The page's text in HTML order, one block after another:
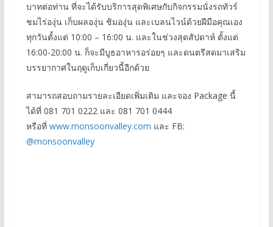
บาทต่อท่าน ที่จะได้รับบริการสุดพิเศษกับกิจกรรมนั่งรถทัวร์
ชมไร่องุ่น เก็บผลองุ่น ชิมองุ่น และเบลนไวน์ด้วยฝีมือคุณเอง
ทุกวันตั้งแต่ 10:00 – 16:00 น. และในช่วงสุดสัปดาห์ ตั้งแต่
16:00-20:00 น. ก็จะมีบูธอาหารอร่อยๆ และดนตรีสดมาเสริม
บรรยากาศในฤดูเก็บเกี่ยวนี้อีกด้วย
สามารถสอบถามรายละเอียดเพิ่มเติม และจอง Package นี้
ได้ที่ 081 701 0222 และ 081 701 0444
หรือที่ www.monsoonvalley.com และ FB:
@monsoonvalley